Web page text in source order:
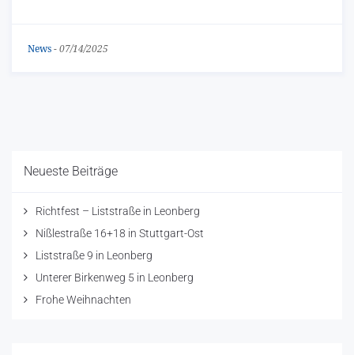
News - 07/14/2025
Neueste Beiträge
Richtfest – Liststraße in Leonberg
Nißlestraße 16+18 in Stuttgart-Ost
Liststraße 9 in Leonberg
Unterer Birkenweg 5 in Leonberg
Frohe Weihnachten